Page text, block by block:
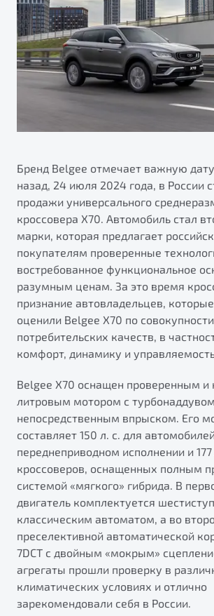
Яркий кроссовер
от 2 219 990 ₽*
Элегантный и практичный седан
от 1 699 990 ₽*
Обзор В наличии
X70
Универсальный кроссовер
от 2 499 990 ₽*
Обзор В наличии
Автокредит
Трейд-ин
Страхование
Расчет КАСКО
Узнайте о специальных выгодах при
автомобиля Belgee
Подробно
Автомобили в наличии
Тест-драйв
Автокредит
Спецпредложения
Ремонт электрооборудования
Диагностика автомобилей
Ремонт двигателя
Кузовной ремонт
Ремонт ходовой части
Обслуживание автокондиционеров
ПОДДЕРЖКА
Гарантия Belgee
Belgee Линк
Belgee Клуб
Belgee Плюс
Реферальная программа
Клиентская поддержка
Помощь на дорогах
О дилерском центре
Правовая информация
Бренд Belgee отмечает важную
назад, 24 июля 2024 года, в России
продажи универсального
кроссовера X70. Автомобиль стал
марки, которая предлагает
покупателям проверенные
востребованное функциональное
разумным ценам. За это время
признание автовладельцев,
оценили Belgee X70 по совокупности
потребительских качеств, в
комфорт, динамику и
Belgee X70 оснащен проверенным
литровым мотором с
непосредственным впрыском. Его
составляет 150 л. с. для
переднеприводном исполнении и
кроссоверов, оснащенных полным
системой «мягкого» гибрида. В
двигатель комплектуется
классическим автоматом, а во
преселективной автоматической
7DCT с двойным «мокрым»
агрегаты прошли проверку в
климатических условиях и отлично
зарекомендовали себя в России.